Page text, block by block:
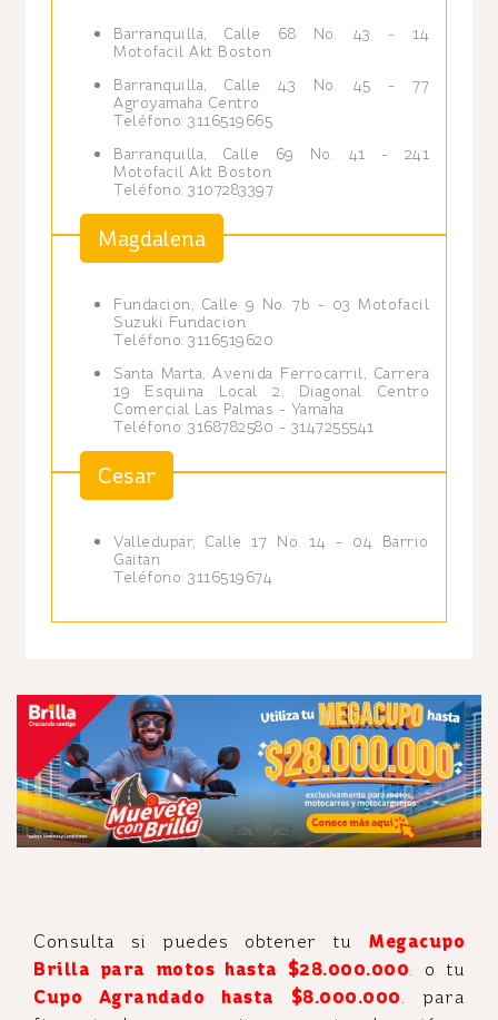
Barranquilla, Calle 68 No. 43 - 14
Motofacil Akt Boston
Barranquilla, Calle 43 No. 45 - 77
Agroyamaha Centro
Teléfono: 3116519665
Barranquilla, Calle 69 No. 41 - 241
Motofacil Akt Boston
Teléfono: 3107283397
Magdalena
Fundacion, Calle 9 No. 7b - 03 Motofacil
Suzuki Fundacion
Teléfono: 3116519620
Santa Marta, Avenida Ferrocarril, Carrera
19 Esquina Local 2, Diagonal Centro
Comercial Las Palmas - Yamaha
Teléfono: 3168782580 - 3147255541
Cesar
Valledupar, Calle 17 No. 14 - 04 Barrio
Gaitan
Teléfono: 3116519674
Consulta si puedes obtener tu
Megacupo
Brilla para motos hasta $28.000.000. o tu
Cupo Agrandado hasta $8.000.000. para